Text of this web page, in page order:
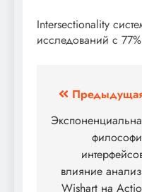
Intersectionality
исследований с
Навигация
по
записям
влияние
Wishart на